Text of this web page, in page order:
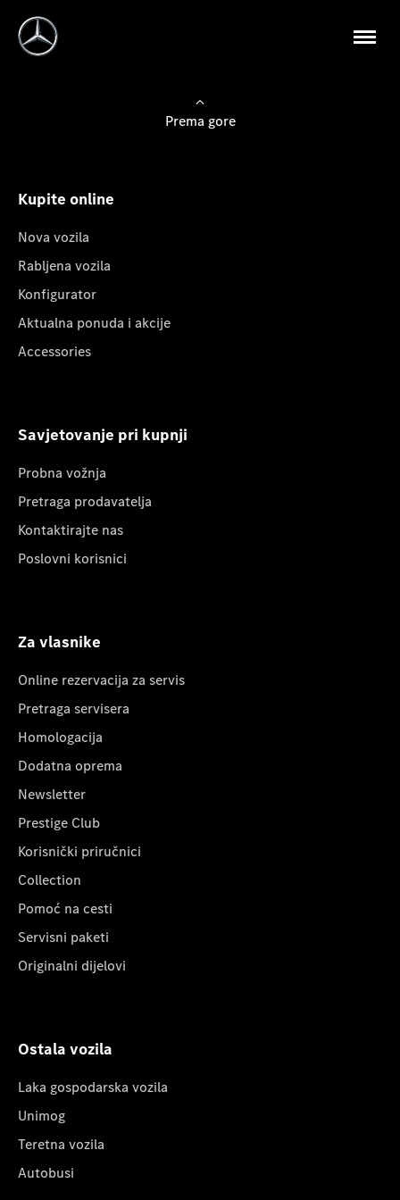
Prema gore
Kupite online
Nova vozila
Rabljena vozila
Konfigurator
Aktualna ponuda i akcije
Accessories
Savjetovanje pri kupnji
Probna vožnja
Pretraga prodavatelja
Kontaktirajte nas
Poslovni korisnici
Za vlasnike
Online rezervacija za servis
Pretraga servisera
Homologacija
Dodatna oprema
Newsletter
Prestige Club
Korisnički priručnici
Collection
Pomoć na cesti
Servisni paketi
Originalni dijelovi
Ostala vozila
Laka gospodarska vozila
Unimog
Teretna vozila
Autobusi